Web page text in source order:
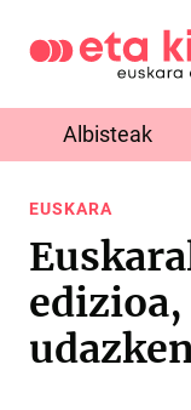
Albisteak
EUSKARA